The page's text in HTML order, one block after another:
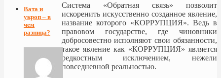
Система «Обратная связь» позволит
искоренить искусственно созданное явление,
название которого «КОРРУПЦИЯ». Ведь в
правовом государстве, где чиновники
добросовестно исполняют свои обязанности,
такое явление как «КОРРУПЦИЯ» является
редкостным исключением, нежели
повседневной реальностью.
Вата и
укроп – в
чем
разница?